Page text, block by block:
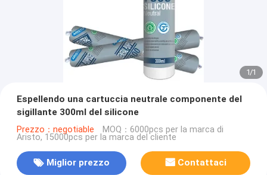
1/1
Espellendo una cartuccia neutrale componente del
sigillante 300ml del silicone
Prezzo：negotiable MOQ：6000pcs per la marca di
Aristo, 15000pcs per la marca del cliente
Miglior prezzo Contattaci